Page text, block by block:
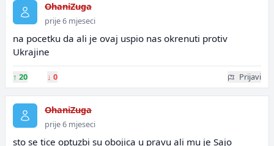
OhaniZuga
prije 6 mjeseci
na pocetku da ali je ovaj uspio nas okrenuti protiv
Ukrajine
↑ 20 ↓ 0 Prijavi
OhaniZuga
prije 6 mjeseci
sto se tice optuzbi su obojica u pravu ali mu je Sajo